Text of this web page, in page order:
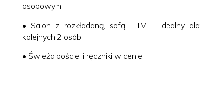
osobowym
• Salon z rozkładaną, sofą i TV – idealny dla
kolejnych 2 osób
• Świeża pościel i ręczniki w cenie